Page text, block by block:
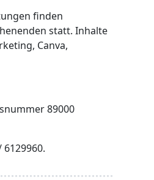
finden
statt. Inhalte
Canva,
89000